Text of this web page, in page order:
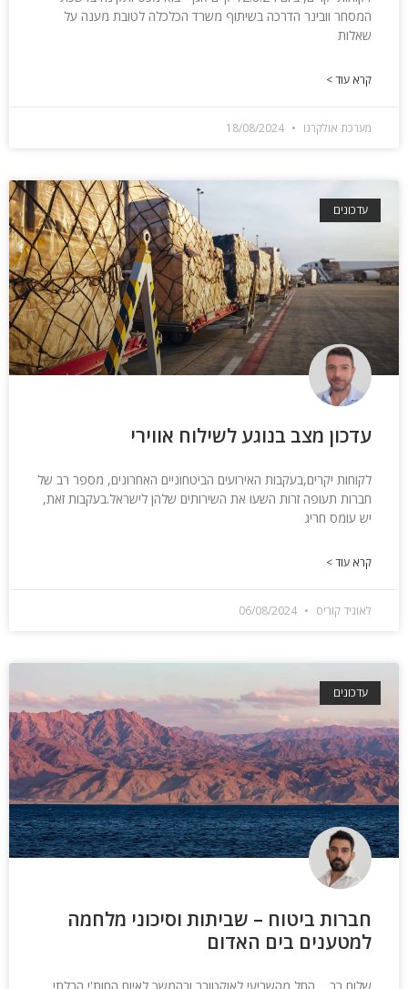
המסחר וובינר הדרכה בשיתוף משרד הכלכלה לטובת מענה על
שאלות
קרא עוד >
מערכת אולקרגו
עדכונים
עדכון מצב בנוגע לשילוח אווירי
לקוחות יקרים,בעקבות האירועים הביטחוניים האחרונים, מספר רב של
חברות תעופה זרות השעו את השירותים שלהן לישראל.בעקבות זאת,
יש עומס חריג
קרא עוד >
לאוניד קוריס
עדכונים
חברות ביטוח – שביתות וסיכוני מלחמה
למטענים בים האדום
שלום רב, החל מהשביעי לאוקטובר ובהמשך לאיום החות'י הבלתי